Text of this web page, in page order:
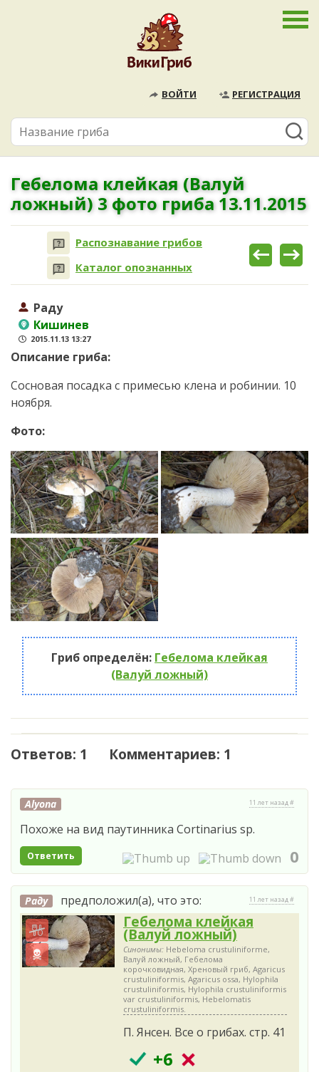
ВОЙТИ РЕГИСТРАЦИЯ
Гебелома клейкая (Валуй
ложный) 3 фото гриба 13.11.2015
Распознавание грибов
Каталог опознанных
Раду
Кишинев
2015.11.13 13:27
Описание гриба:
Сосновая посадка с примесью клена и робинии. 10
ноября.
Фото:
Гриб определён: Гебелома клейкая
(Валуй ложный)
Ответов: 1 Комментариев: 1
Alyona 11 лет назад #
Похоже на вид паутинника Cortinarius sp.
Ответить 0
Раду предположил(а), что это: 11 лет назад #
Гебелома клейкая
(Валуй ложный)
Синонимы: Hebeloma crustuliniforme,
Валуй ложный, Гебелома
корочковидная, Хреновый гриб, Agaricus
crustuliniformis, Agaricus ossa, Hylophila
crustuliniformis, Hylophila crustuliniformis
var crustuliniformis, Hebelomatis
crustuliniformis.
П. Янсен. Все о грибах. стр. 41
+6